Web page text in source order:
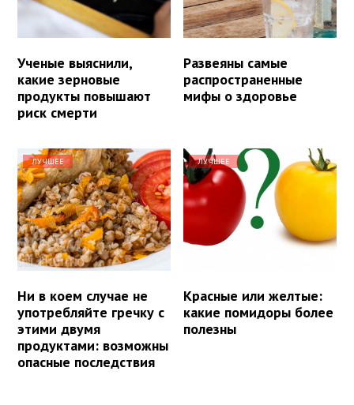
Ученые выяснили,
какие зерновые
продукты повышают
риск смерти
Развеяны самые
распространенные
мифы о здоровье
ЛУЧШЕЕ
Ни в коем случае не
употребляйте гречку с
этими двумя
продуктами: возможны
опасные последствия
ЛУЧШЕЕ
Красные или желтые:
какие помидоры более
полезны